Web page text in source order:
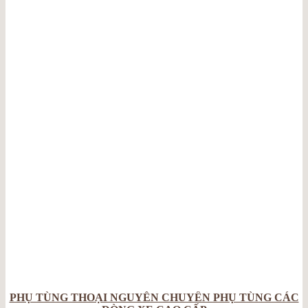
PHỤ TÙNG THOẠI NGUYỄN CHUYÊN PHỤ TÙNG CÁC